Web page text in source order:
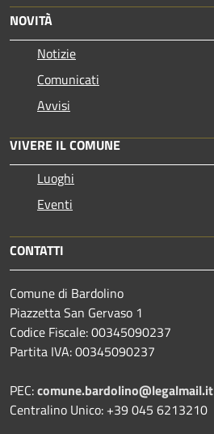
NOVITÀ
Notizie
Comunicati
Avvisi
VIVERE IL COMUNE
Luoghi
Eventi
CONTATTI
Comune di Bardolino
Piazzetta San Gervaso 1
Codice Fiscale: 00345090237
Partita IVA: 00345090237
PEC:comune.bardolino@legalmail.it
Centralino Unico: +39 045 6213210